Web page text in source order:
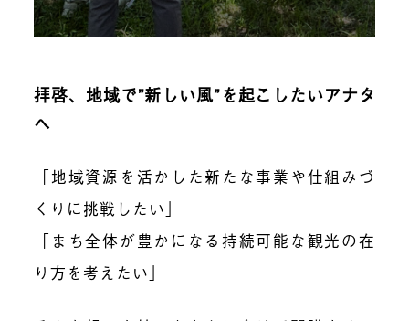
拝啓、地域で”新しい風”を起こしたいアナタ
へ
「地域資源を活かした新たな事業や仕組みづ
くりに挑戦したい」
「まち全体が豊かになる持続可能な観光の在
り方を考えたい」